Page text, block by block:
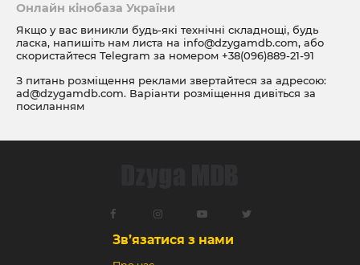
Онлайн кінобаза України
Якщо у вас виникли будь-які технічні складнощі, будь
ласка, напишіть нам листа на info@dzygamdb.com, або
скористайтеся Telegram за номером +38(096)889-21-91
З питань розміщення реклами звертайтеся за адресою:
ad@dzygamdb.com. Варіанти розміщення дивіться за
посиланням
Зв’язатися з нами